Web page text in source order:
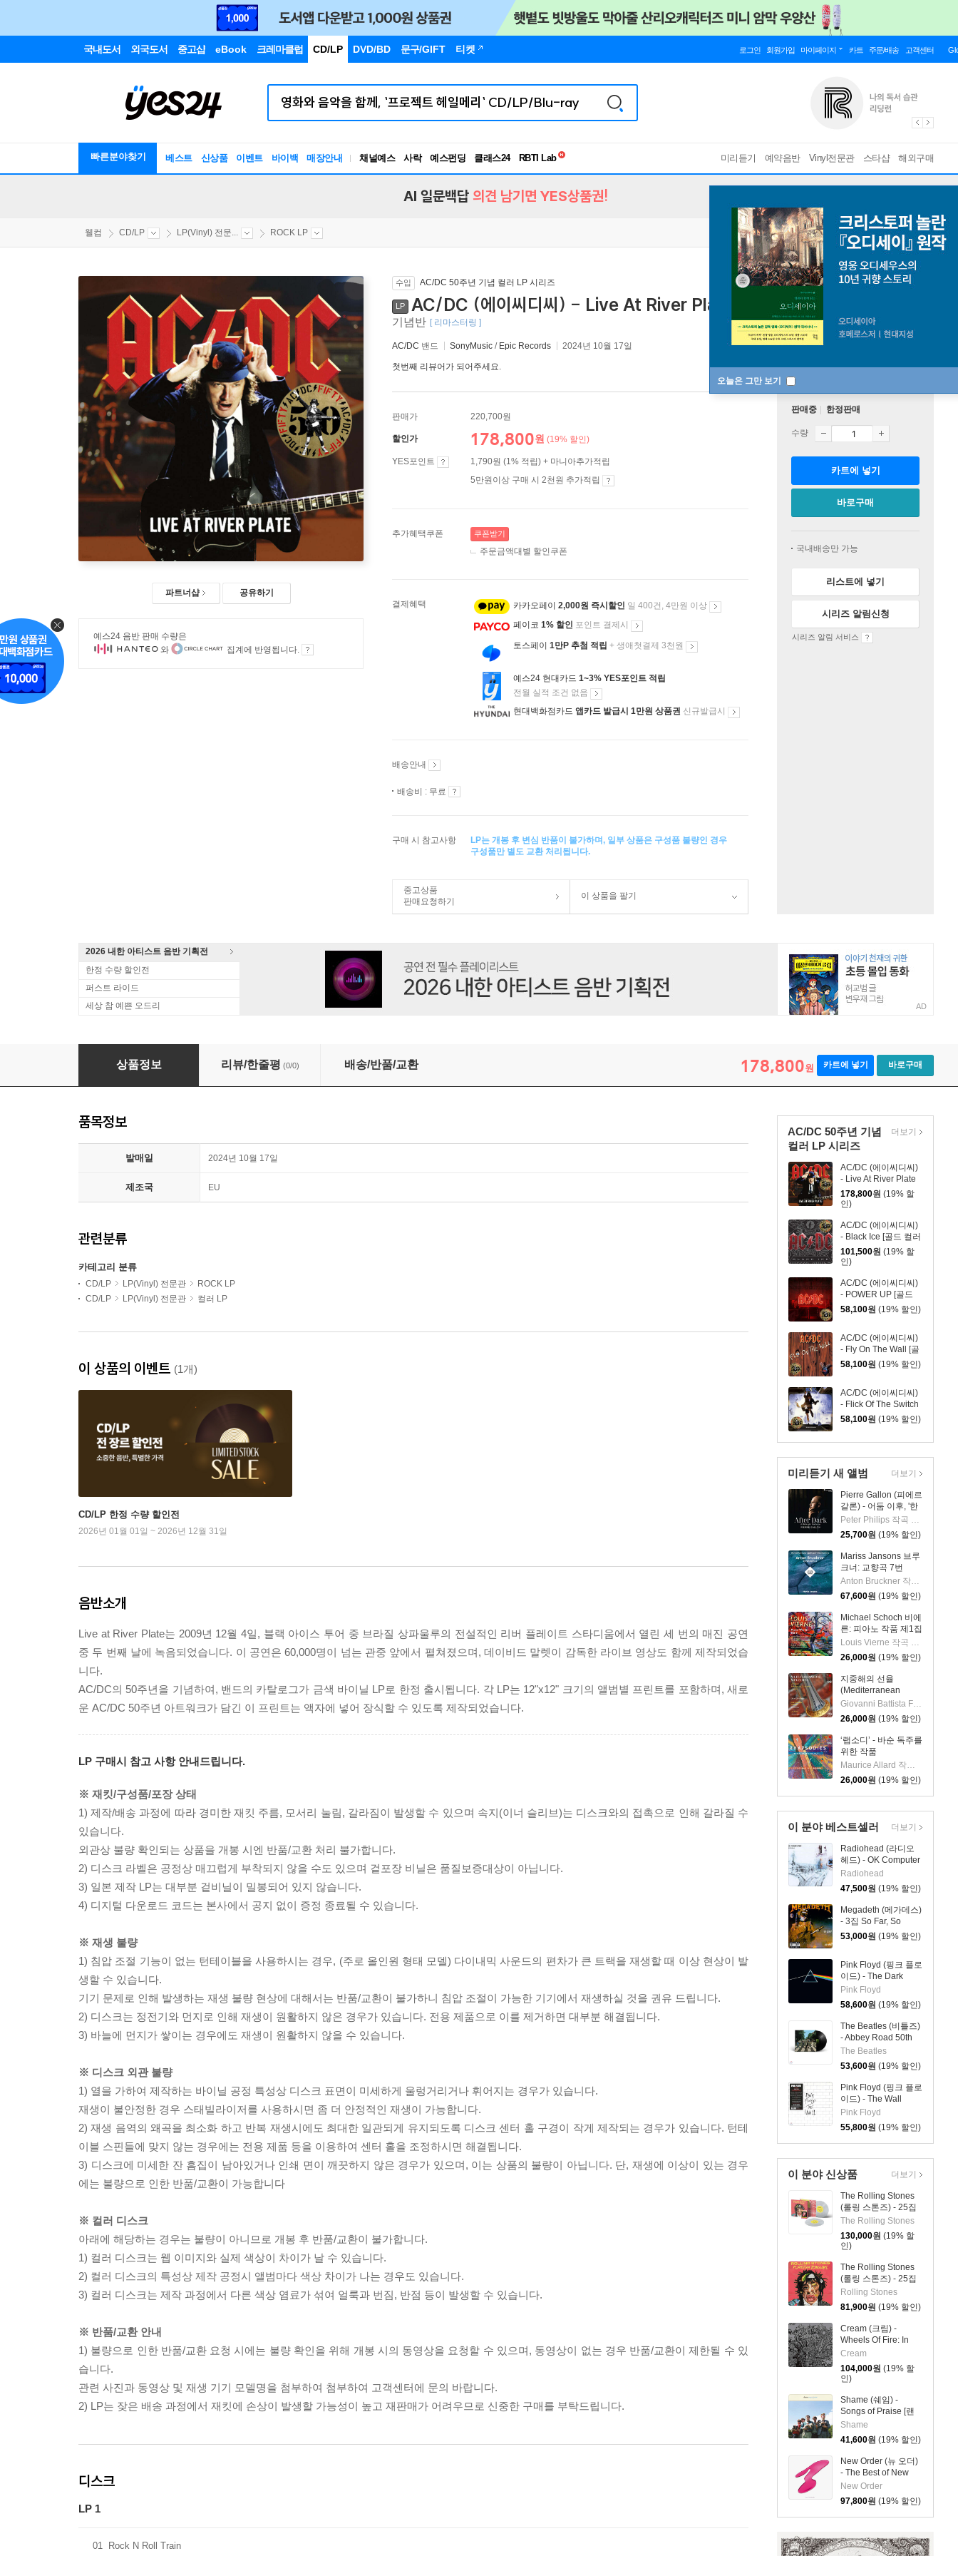
국내도서 외국도서 중고샵 eBook 크레마클럽 CD/LP DVD/BD 문구/GIFT 티켓 로그인 회원가입 마이페이지 카트 주문/배송 고객센터
빠른분야찾기 베스트 신상품 이벤트 바이백 매장안내 채널예스 사락 예스펀딩 클래스24
RBTI Lab
미리듣기 예약음반 Vinyl전문관 스타샵 해외구매
오늘은 그만 보기
AI 일문백답 의견 남기면 YES상품권!
웰컴 CD/LP LP(Vinyl) 전문... ROCK LP
파트너샵 공유하기
예스24 음반 판매 수량은
와
집계에 반영됩니다.
수입 AC/DC 50주년 기념 컬러 LP 시리즈
LP AC/DC (에이씨디씨) - Live At River Plate [골드 컬러 3LP]
기념반 [ 리마스터링 ]
AC/DC 밴드 SonyMusic / Epic Records 2024년 10월 17일
첫번째 리뷰어가 되어주세요.
판매가 220,700원
할인가 178,800원 (19% 할인)
YES포인트
1,790원 (1% 적립) + 마니아추가적립
5만원이상 구매 시 2천원 추가적립
추가혜택쿠폰 쿠폰받기
주문금액대별 할인쿠폰
결제혜택 카카오페이 2,000원 즉시할인 일 400건, 4만원 이상
페이코 1% 할인 포인트 결제시
토스페이 1만P 추첨 적립 + 생애첫결제 3천원
예스24 현대카드 1~3% YES포인트 적립
전월 실적 조건 없음
현대백화점카드 앱카드 발급시 1만원 상품권 신규발급시
배송안내
배송비 : 무료
구매 시 참고사항
LP는 개봉 후 변심 반품이 불가하며, 일부 상품은 구성품 불량인 경우
구성품만 별도 교환 처리됩니다.
중고상품
판매요청하기
이 상품을 팔기
판매중 한정판매
수량
카트에 넣기
바로구매
국내배송만 가능
리스트에 넣기
시리즈 알림신청
시리즈 알림 서비스
2026 내한 아티스트 음반 기획전
한정 수량 할인전
퍼스트 라이드
세상 참 예쁜 오드리
AD
AC/DC (에이씨디씨) - Live At River Plate [골드 컬러 3LP]
상품정보 리뷰/한줄평 (0/0) 배송/반품/교환 178,800원 카트에 넣기 바로구매
AC/DC 50주년 기념
컬러 LP 시리즈
AC/DC (에이씨디씨)
- Live At River Plate
[골드 컬러 3LP]
178,800원 (19% 할
인)
AC/DC (에이씨디씨)
- Black Ice [골드 컬러
2LP]
101,500원 (19% 할
인)
AC/DC (에이씨디씨)
- POWER UP [골드
컬러 LP]
58,100원 (19% 할인)
AC/DC (에이씨디씨)
- Fly On The Wall [골
드 컬러 LP]
58,100원 (19% 할인)
AC/DC (에이씨디씨)
- Flick Of The Switch
[골드 컬러 LP]
58,100원 (19% 할인)
더보기
미리듣기 새 앨범
Pierre Gallon (피에르
갈론) - 어둠 이후, '한
밤의 판타지아' (After
Dark, 'A Midnight
Fantasia')
Peter Philips 작곡 외 6명
25,700원 (19% 할인)
Mariss Jansons 브루
크너: 교향곡 7번
(Bruckner:
Symphony No.7)
[2LP]
Anton Bruckner 작곡 외 2명
67,600원 (19% 할인)
Michael Schoch 비에
른: 피아노 작품 제1집
(Vierne: Piano Works
Vol. 1) [SACD
Hybrid]
Louis Vierne 작곡 외 1명
26,000원 (19% 할인)
지중해의 선율
(Mediterranean
Melodies) [SACD
Hybrid]
Giovanni Battista Fontana 작곡 외 5명
26,000원 (19% 할인)
‘랩소디’ - 바순 독주를
위한 작품
(Rhapsodies: Works
for Bassoon solo)
[SACD Hybrid]
Maurice Allard 작곡 외 4명
26,000원 (19% 할인)
더보기
이 분야 베스트셀러
Radiohead (라디오
헤드) - OK Computer
[2LP]
Radiohead
47,500원 (19% 할인)
Megadeth (메가데스)
- 3집 So Far, So
Good, So What [LP]
53,000원 (19% 할인)
Pink Floyd (핑크 플로
이드) - The Dark
Side Of The Moon
[LP]
Pink Floyd
58,600원 (19% 할인)
The Beatles (비틀즈)
- Abbey Road 50th
Anniversary [LP]
The Beatles
53,600원 (19% 할인)
Pink Floyd (핑크 플로
이드) - The Wall
[2LP]
Pink Floyd
55,800원 (19% 할인)
더보기
이 분야 신상품
The Rolling Stones
(롤링 스톤즈) - 25집
Foreign Tongues [클
리어 컬러 2LP]
The Rolling Stones
130,000원 (19% 할
인)
The Rolling Stones
(롤링 스톤즈) - 25집
Foreign Tongues
[2LP]
Rolling Stones
81,900원 (19% 할인)
Cream (크림) -
Wheels Of Fire: In
The Studio [3LP]
Cream
104,000원 (19% 할
인)
Shame (쉐임) -
Songs of Praise [랜
덤 컬러 LP]
Shame
41,600원 (19% 할인)
New Order (뉴 오더)
- The Best of New
Order [3LP]
New Order
97,800원 (19% 할인)
더보기
품목정보
발매일 2024년 10월 17일
제조국 EU
관련분류
카테고리 분류
CD/LP LP(Vinyl) 전문관
ROCK LP
CD/LP
LP(Vinyl) 전문관 컬러 LP
이 상품의 이벤트 (1개)
CD/LP 한정 수량 할인전
2026년 01월 01일 ~ 2026년 12월 31일
음반소개
Live at River Plate는 2009년 12월 4일, 블랙 아이스 투어 중 브라질 상파울루의 전설적인 리버 플레이트 스타디움에서 열린 세 번의 매진 공연
중 두 번째 날에 녹음되었습니다. 이 공연은 60,000명이 넘는 관중 앞에서 펼쳐졌으며, 데이비드 말렛이 감독한 라이브 영상도 함께 제작되었습
니다.
AC/DC의 50주년을 기념하여, 밴드의 카탈로그가 금색 바이닐 LP로 한정 출시됩니다. 각 LP는 12"x12" 크기의 앨범별 프린트를 포함하며, 새로
운 AC/DC 50주년 아트워크가 담긴 이 프린트는 액자에 넣어 장식할 수 있도록 제작되었습니다.
LP 구매시 참고 사항 안내드립니다.
※ 재킷/구성품/포장 상태
1) 제작/배송 과정에 따라 경미한 재킷 주름, 모서리 눌림, 갈라짐이 발생할 수 있으며 속지(이너 슬리브)는 디스크와의 접촉으로 인해 갈라질 수
있습니다.
외관상 불량 확인되는 상품을 개봉 시엔 반품/교환 처리 불가합니다.
2) 디스크 라벨은 공정상 매끄럽게 부착되지 않을 수도 있으며 겉포장 비닐은 품질보증대상이 아닙니다.
3) 일본 제작 LP는 대부분 겉비닐이 밀봉되어 있지 않습니다.
4) 디지털 다운로드 코드는 본사에서 공지 없이 증정 종료될 수 있습니다.
※ 재생 불량
1) 침압 조절 기능이 없는 턴테이블을 사용하시는 경우, (주로 올인원 형태 모델) 다이내믹 사운드의 편차가 큰 트랙을 재생할 때 이상 현상이 발
생할 수 있습니다.
기기 문제로 인해 발생하는 재생 불량 현상에 대해서는 반품/교환이 불가하니 침압 조절이 가능한 기기에서 재생하실 것을 권유 드립니다.
2) 디스크는 정전기와 먼지로 인해 재생이 원활하지 않은 경우가 있습니다. 전용 제품으로 이를 제거하면 대부분 해결됩니다.
3) 바늘에 먼지가 쌓이는 경우에도 재생이 원활하지 않을 수 있습니다.
※ 디스크 외관 불량
1) 열을 가하여 제작하는 바이닐 공정 특성상 디스크 표면이 미세하게 울렁거리거나 휘어지는 경우가 있습니다.
재생이 불안정한 경우 스태빌라이저를 사용하시면 좀 더 안정적인 재생이 가능합니다.
2) 재생 음역의 왜곡을 최소화 하고 반복 재생시에도 최대한 일관되게 유지되도록 디스크 센터 홀 구경이 작게 제작되는 경우가 있습니다. 턴테
이블 스핀들에 맞지 않는 경우에는 전용 제품 등을 이용하여 센터 홀을 조정하시면 해결됩니다.
3) 디스크에 미세한 잔 흠집이 남아있거나 인쇄 면이 깨끗하지 않은 경우가 있으며, 이는 상품의 불량이 아닙니다. 단, 재생에 이상이 있는 경우
에는 불량으로 인한 반품/교환이 가능합니다
※ 컬러 디스크
아래에 해당하는 경우는 불량이 아니므로 개봉 후 반품/교환이 불가합니다.
1) 컬러 디스크는 웹 이미지와 실제 색상이 차이가 날 수 있습니다.
2) 컬러 디스크의 특성상 제작 공정시 앨범마다 색상 차이가 나는 경우도 있습니다.
3) 컬러 디스크는 제작 과정에서 다른 색상 염료가 섞여 얼룩과 번짐, 반점 등이 발생할 수 있습니다.
※ 반품/교환 안내
1) 불량으로 인한 반품/교환 요청 시에는 불량 확인을 위해 개봉 시의 동영상을 요청할 수 있으며, 동영상이 없는 경우 반품/교환이 제한될 수 있
습니다.
관련 사진과 동영상 및 재생 기기 모델명을 첨부하여 첨부하여 고객센터에 문의 바랍니다.
2) LP는 잦은 배송 과정에서 재킷에 손상이 발생할 가능성이 높고 재판매가 어려우므로 신중한 구매를 부탁드립니다.
디스크
LP 1
01 Rock N Roll Train